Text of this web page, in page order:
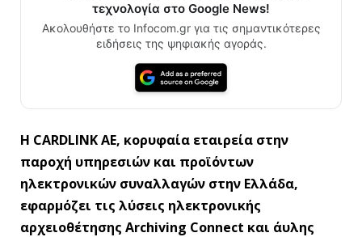
τεχνολογία στο Google News!
Ακολουθήστε το Infocom.gr για τις σημαντικότερες
ειδήσεις της ψηφιακής αγοράς.
Η CARDLINK AE, κορυφαία εταιρεία στην
παροχή υπηρεσιών και προϊόντων
ηλεκτρονικών συναλλαγών στην Ελλάδα,
εφαρμόζει τις λύσεις ηλεκτρονικής
αρχειοθέτησης Archiving Connect και άυλης